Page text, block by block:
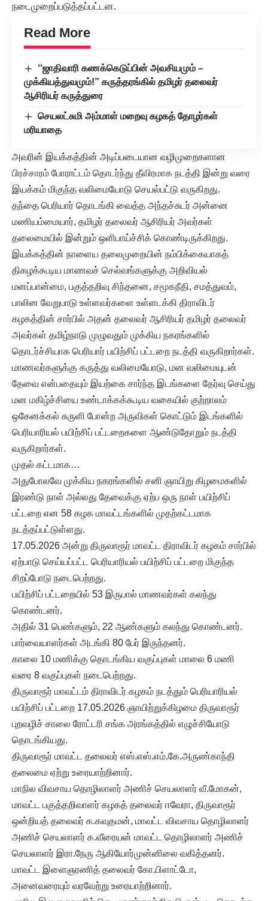
நடைமுறைப்படுத்தப்பட்டன.
Read More
‘‘ஜாதிவாரி கணக்கெடுப்பின் அவசியமும் –
முக்கியத்துவமும்!” கருத்தரங்கில் தமிழர் தலைவர்
ஆசிரியர் கருத்துரை
செயலட்சுமி அம்மாள் மறைவு கழகத் தோழர்கள்
மரியாதை
அவரின் இயக்கத்தின் அடிப்படையான வழிமுறைகளான
பிரச்சாரம் போராட்டம் தொடர்ந்து தீவிரமாக நடத்தி இன்று வரை
இயக்கம் மிகுந்த வலிமையோடு செயல்பட்டு வருகிறது.
தந்தை பெரியார் தொடங்கி வைத்த அந்தச்சுடர் அன்னை
மணியம்மையார், தமிழர் தலைவர் ஆசிரியர் அவர்கள்
தலைமையில் இன்றும் ஒளிபாய்ச்சிக் கொண்டிருக்கிறது.
இயக்கத்தின் நாளைய தலைமுறையின் நம்பிக்கையாகத்
திகழக்கூடிய மாணவச் செல்வங்களுக்கு அறிவியல்
மனப்பான்மை, பகுத்தறிவு சிந்தனை, சமூகநீதி, சமத்துவம்,
பாலின வேறுபாடு உள்ளவர்களை உள்ளடக்கி திராவிடர்
கழகத்தின் சார்பில் அதன் தலைவர் ஆசிரியர் தமிழர் தலைவர்
அவர்கள் தமிழ்நாடு முழுவதும் முக்கிய நகரங்களில்
தொடர்ச்சியாக பெரியார் பயிற்சிப் பட்டறை நடத்தி வருகிறார்கள்.
மாணவர்களுக்கு கருத்து வலிமையோடு, மன வலிமையுடன்
தேவை என்பதையும் இயற்கை சார்ந்த இடங்களை தேர்வு செய்து
மன மகிழ்ச்சியை உண்டாக்கக்கூடிய வகையில் குற்றாலம்
ஒகேனக்கல் சுருளி போன்ற அருவிகள் கொட்டும் இடங்களில்
பெரியாரியல் பயிற்சிப் பட்டறைகளை ஆண்டுதோறும் நடத்தி
வருகிறார்கள்.
முதல் கட்டமாக…
அதுபோலவே முக்கிய நகரங்களில் சனி ஞாயிறு கிழமைகளில்
இரண்டு நாள் அல்லது தேவைக்கு ஏற்ப ஒரு நாள் பயிற்சிப்
பட்டறை என 58 கழக மாவட்டங்களில் முதற்கட்டமாக
நடத்தப்பட்டுள்ளது.
17.05.2026 அன்று திருவாரூர் மாவட்ட திராவிடர் கழகம் சார்பில்
ஏற்பாடு செய்யப்பட்ட பெரியாரியல் பயிற்சிப் பட்டறை மிகுந்த
சிறப்போடு நடைபெற்றது.
பயிற்சிப் பட்டறையில் 53 இருபால் மாணவர்கள் கலந்து
கொண்டனர்.
அதில் 31 பெண்களும், 22 ஆண்களும் கலந்து கொண்டனர்.
பார்வையாளர்கள் அடங்கி 80 பேர் இருந்தனர்.
காலை 10 மணிக்கு தொடங்கிய வகுப்புகள் மாலை 6 மணி
வரை 8 வகுப்புகள் நடைபெற்றது.
திருவாரூர் மாவட்டம் திராவிடர் கழகம் நடத்தும் பெரியாரியல்
பயிற்சிப் பட்டறை 17.05.2026 ஞாயிற்றுக்கிழமை திருவாரூர்
புறவழிச் சாலை ரோட்டரி சங்க அரங்கத்தில் எழுச்சியோடு
தொடங்கியது.
திருவாரூர் மாவட்ட தலைவர் எஸ்.எஸ்.எம்.கே.அருண்காந்தி
தலைமை ஏற்று உரையாற்றினார்.
மாநில விவசாய தொழிலாளர் அணிச் செயலாளர் வீ.மோகன்,
மாவட்ட பகுத்தறிவாளர் கழகத் தலைவர் ஈவேரா, திருவாரூர்
ஒன்றியத் தலைவர் க.கவுதமன், மாவட்ட விவசாய தொழிலாளர்
அணிச் செயலாளர் க.வீரையன் மாவட்ட தொழிலாளர் அணிச்
செயலாளர் இரா.நேரு ஆகியோர்முன்னிலை வகித்தனர்.
மாவட்ட இளைஞரணித் தலைவர் கோ.பிளாட்டோ,
அனைவரையும் வரவேற்று உரையாற்றினார்.